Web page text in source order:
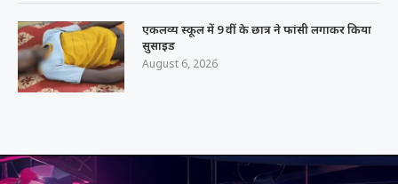
एकलव्य स्कूल में 9 वीं के छात्र ने फांसी लगाकर किया
सुसाइड
August 6, 2026